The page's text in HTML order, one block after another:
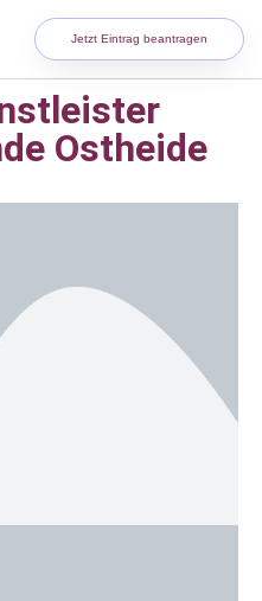
Jetzt Eintrag beantragen
Ostheide